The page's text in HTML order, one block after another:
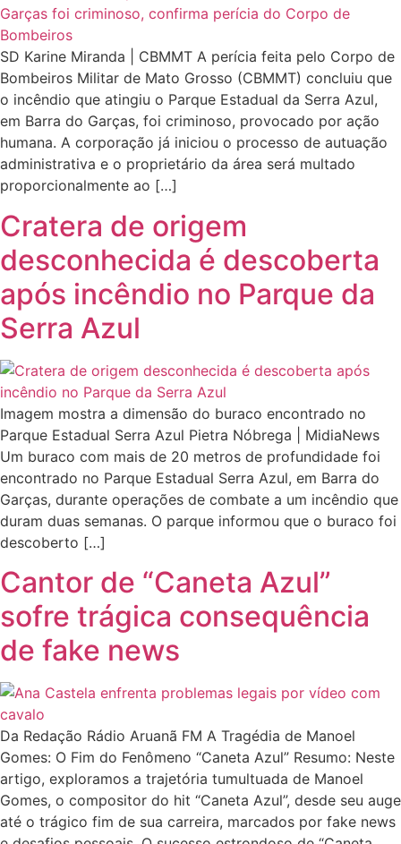
SD Karine Miranda | CBMMT A perícia feita pelo Corpo de
Bombeiros Militar de Mato Grosso (CBMMT) concluiu que
o incêndio que atingiu o Parque Estadual da Serra Azul,
em Barra do Garças, foi criminoso, provocado por ação
humana. A corporação já iniciou o processo de autuação
administrativa e o proprietário da área será multado
proporcionalmente ao […]
Cratera de origem
desconhecida é descoberta
após incêndio no Parque da
Serra Azul
Imagem mostra a dimensão do buraco encontrado no
Parque Estadual Serra Azul Pietra Nóbrega | MidiaNews
Um buraco com mais de 20 metros de profundidade foi
encontrado no Parque Estadual Serra Azul, em Barra do
Garças, durante operações de combate a um incêndio que
duram duas semanas. O parque informou que o buraco foi
descoberto […]
Cantor de “Caneta Azul”
sofre trágica consequência
de fake news
Da Redação Rádio Aruanã FM A Tragédia de Manoel
Gomes: O Fim do Fenômeno “Caneta Azul” Resumo: Neste
artigo, exploramos a trajetória tumultuada de Manoel
Gomes, o compositor do hit “Caneta Azul”, desde seu auge
até o trágico fim de sua carreira, marcados por fake news